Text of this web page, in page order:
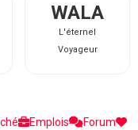
WALA
L'éternel
Voyageur
Emplois
Forum